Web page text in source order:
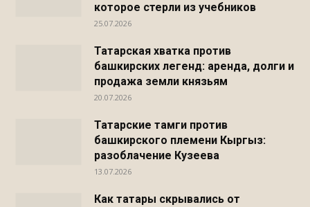
которое стерли из учебников
25.07.2026
Татарская хватка против
башкирских легенд: аренда, долги и
продажа земли князьям
20.07.2026
Татарские тамги против
башкирского племени Кыргыз:
разоблачение Кузеева
13.07.2026
Как татары скрывались от